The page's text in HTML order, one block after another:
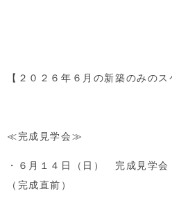
【２０２６年６月の新築のみのス
≪完成見学会≫
・６月１４日（日） 完成見学会
（完成直前）